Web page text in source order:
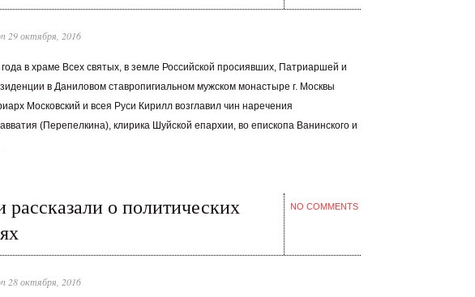
29 октября, 2016
в храме Всех святых, в земле Российской просиявших, Патриаршей и
в Даниловом ставропигиальном мужском монастыре г. Москвы
Московский и всея Руси Кирилл возглавил чин наречения
(Перепелкина), клирика Шуйской епархии, во епископа Ванинского и
о политических
NO COMMENTS
28 октября, 2016